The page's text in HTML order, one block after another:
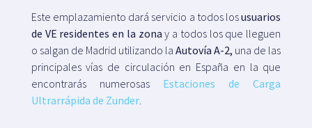
+34 979 300 500
Este emplazamiento dará servicio a todos losusuarios
de VE residentes en la zona y a todos los que lleguen
o salgan de Madrid utilizando laAutovía A-2, una de las
principales vías de circulación en España en la que
encontrarás numerosas Estaciones de Carga
Ultrarrápida de Zunder.